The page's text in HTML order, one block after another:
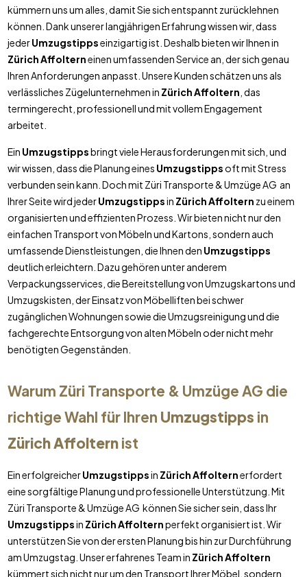
kümmern uns um alles, damit Sie sich entspannt zurücklehnen
können. Dank unserer langjährigen Erfahrung wissen wir, dass
jederUmzugstippseinzigartig ist. Deshalb bieten wir Ihnen in
Zürich Affolterneinen umfassenden Service an, der sich genau
Ihren Anforderungen anpasst. Unsere Kunden schätzen uns als
verlässliches Zügelunternehmen in Zürich Affoltern , das
termingerecht, professionell und mit vollem Engagement
arbeitet.
Ein Umzugstippsbringt viele Herausforderungen mit sich, und
wir wissen, dass die Planung eines Umzugstippsoft mit Stress
verbunden sein kann. Doch mit Züri Transporte & Umzüge AG an
Ihrer Seite wird jederUmzugstippsin Zürich Affoltern zu einem
organisierten und effizienten Prozess. Wir bieten nicht nur den
einfachen Transport von Möbeln und Kartons, sondern auch
umfassende Dienstleistungen, die Ihnen den Umzugstipps
deutlich erleichtern. Dazu gehören unter anderem
Verpackungsservices, die Bereitstellung von Umzugskartons und
Umzugskisten, der Einsatz von Möbelliften bei schwer
zugänglichen Wohnungen sowie die Umzugsreinigung und die
fachgerechte Entsorgung von alten Möbeln oder nicht mehr
benötigten Gegenständen.
Warum Züri Transporte & Umzüge AG die
richtige Wahl für Ihren Umzugstipps in
Zürich Affolternist
Ein erfolgreicherUmzugstippsin Zürich Affolternerfordert
eine sorgfältige Planung und professionelle Unterstützung. Mit
Züri Transporte & Umzüge AG können Sie sicher sein, dass Ihr
Umzugstippsin Zürich Affolternperfekt organisiert ist. Wir
unterstützen Sie von der ersten Planung bis hin zur Durchführung
am Umzugstag. Unser erfahrenes Team in Zürich Affoltern
kümmert sich nicht nur um den Transport Ihrer Möbel, sondern